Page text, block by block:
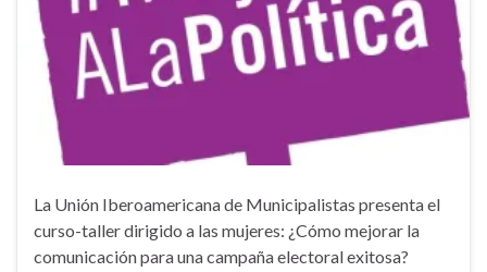
La Unión Iberoamericana de Municipalistas presenta el
curso-taller dirigido a las mujeres: ¿Cómo mejorar la
comunicación para una campaña electoral exitosa?